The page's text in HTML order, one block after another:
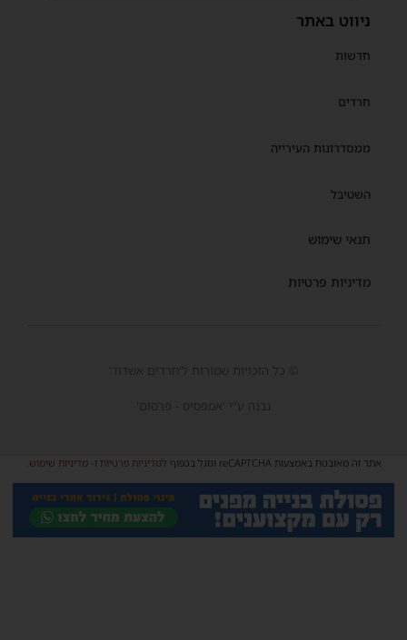
ניווט באתר
חדשות
חרדים
ממסדרונות העירייה
השטיבל
תנאי שימוש
מדיניות פרטיות
© כל הזכויות שמורות ל'חרדים אשדוד'
נבנה ע"י 'אמפסיס - פרסום'
אתר זה מאובטח באמצעות reCAPTCHA וגוגל בכפוף למדיניות פרטיותו-מדיניות שימוש.